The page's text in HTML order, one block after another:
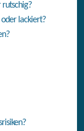
rutschig?
oder lackiert?